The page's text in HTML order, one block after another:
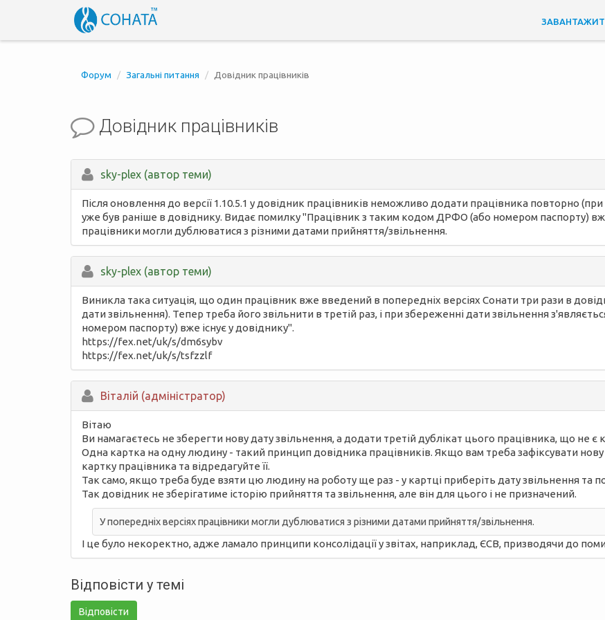
Форум Загальні питання Довідник працівників
Довідник працівників
sky-plex (автор теми)
Після оновлення до версії 1.10.5.1 у довідник працівників неможливо додати працівника повторно
уже був раніше в довіднику. Видає помилку "Працівник з таким кодом ДРФО (або номером паспорту) вже
працівники могли дублюватися з різними датами прийняття/звільнення.
sky-plex (автор теми)
Виникла така ситуація, що один працівник вже введений в попередніх версіях Сонати три рази в
дати звільнення). Тепер треба його звільнити в третій раз, і при збереженні дати звільнення
номером паспорту) вже існує у довіднику".
https://fex.net/uk/s/dm6sybv
https://fex.net/uk/s/tsfzzlf
Вiталій (адміністратор)
Вітаю
Ви намагаєтесь не зберегти нову дату звільнення, а додати третій дублікат цього працівника, що не є
Одна картка на одну людину - такий принцип довідника працівників. Якщо вам треба зафіксувати нову
картку працівника та відредагуйте її.
Так само, якщо треба буде взяти цю людину на роботу ще раз - у картці приберіть дату звільнення та
Так довідник не зберігатиме історію прийняття та звільнення, але він для цього і не призначений.
У попередніх версіях працівники могли дублюватися з різними датами прийняття/звільнення.
І це було некоректно, адже ламало принципи консолідації у звітах, наприклад, ЄСВ, призводячи до
Відповісти у темі
Відповісти